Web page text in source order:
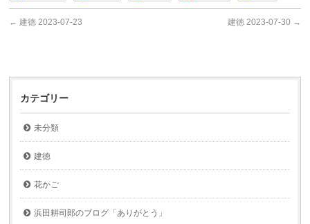
← 建徳 2023-07-23 建徳 2023-07-30 →
カテゴリー
未分類
建徳
花かご
浜田耕司郎のブログ「ありがとう」